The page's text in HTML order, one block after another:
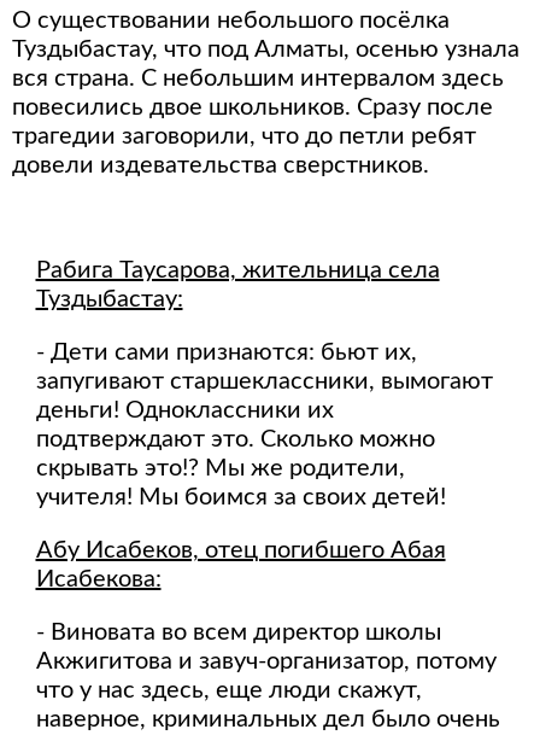
О существовании небольшого посёлка
Туздыбастау, что под Алматы, осенью узнала
вся страна. С небольшим интервалом здесь
повесились двое школьников. Сразу после
трагедии заговорили, что до петли ребят
довели издевательства сверстников.
Рабига Таусарова, жительница села
Туздыбастау:
- Дети сами признаются: бьют их,
запугивают старшеклассники, вымогают
деньги! Одноклассники их
подтверждают это. Сколько можно
скрывать это!? Мы же родители,
учителя! Мы боимся за своих детей!
Абу Исабеков, отец погибшего Абая
Исабекова:
- Виновата во всем директор школы
Акжигитова и завуч-организатор, потому
что у нас здесь, еще люди скажут,
наверное, криминальных дел было очень